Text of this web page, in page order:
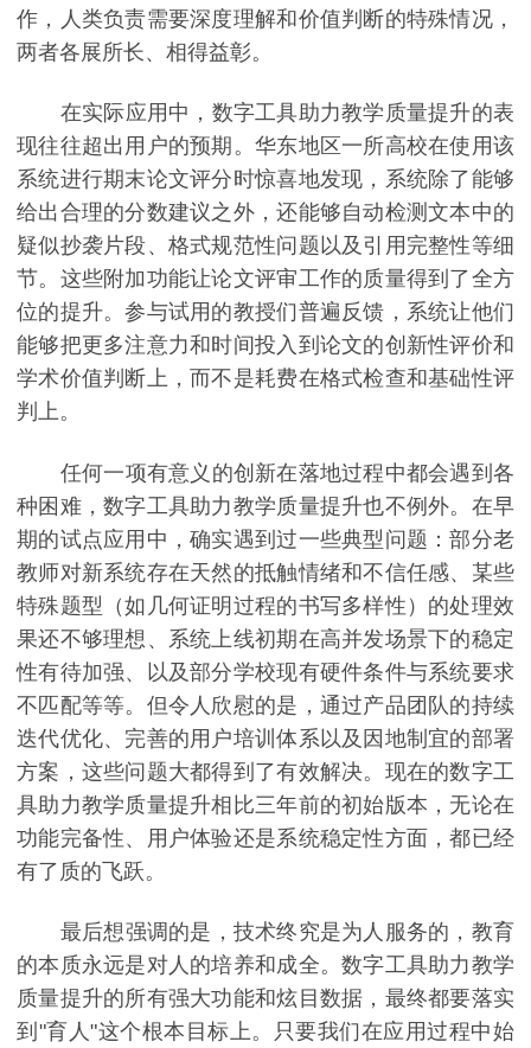
作，人类负责需要深度理解和价值判断的特殊情况，
两者各展所长、相得益彰。
在实际应用中，数字工具助力教学质量提升的表
现往往超出用户的预期。华东地区一所高校在使用该
系统进行期末论文评分时惊喜地发现，系统除了能够
给出合理的分数建议之外，还能够自动检测文本中的
疑似抄袭片段、格式规范性问题以及引用完整性等细
节。这些附加功能让论文评审工作的质量得到了全方
位的提升。参与试用的教授们普遍反馈，系统让他们
能够把更多注意力和时间投入到论文的创新性评价和
学术价值判断上，而不是耗费在格式检查和基础性评
判上。
任何一项有意义的创新在落地过程中都会遇到各
种困难，数字工具助力教学质量提升也不例外。在早
期的试点应用中，确实遇到过一些典型问题：部分老
教师对新系统存在天然的抵触情绪和不信任感、某些
特殊题型（如几何证明过程的书写多样性）的处理效
果还不够理想、系统上线初期在高并发场景下的稳定
性有待加强、以及部分学校现有硬件条件与系统要求
不匹配等等。但令人欣慰的是，通过产品团队的持续
迭代优化、完善的用户培训体系以及因地制宜的部署
方案，这些问题大都得到了有效解决。现在的数字工
具助力教学质量提升相比三年前的初始版本，无论在
功能完备性、用户体验还是系统稳定性方面，都已经
有了质的飞跃。
最后想强调的是，技术终究是为人服务的，教育
的本质永远是对人的培养和成全。数字工具助力教学
质量提升的所有强大功能和炫目数据，最终都要落实
到"育人"这个根本目标上。只要我们在应用过程中始